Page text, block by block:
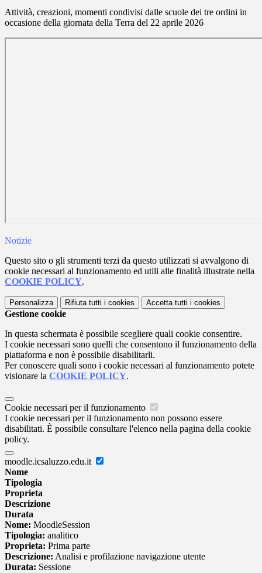
Attività, creazioni, momenti condivisi dalle scuole dei tre ordini in
occasione della giornata della Terra del 22 aprile 2026
Notizie
Questo sito o gli strumenti terzi da questo utilizzati si avvalgono di
cookie necessari al funzionamento ed utili alle finalità illustrate nella
COOKIE POLICY.
Personalizza Rifiuta tutti i cookies Accetta tutti i cookies
Gestione cookie
In questa schermata è possibile scegliere quali cookie consentire.
I cookie necessari sono quelli che consentono il funzionamento della
piattaforma e non è possibile disabilitarli.
Per conoscere quali sono i cookie necessari al funzionamento potete
visionare la COOKIE POLICY.
Cookie necessari per il funzionamento
I cookie necessari per il funzionamento non possono essere
disabilitati. È possibile consultare l'elenco nella pagina della cookie
policy.
moodle.icsaluzzo.edu.it
Nome
Tipologia
Proprieta
Descrizione
Durata
Nome: MoodleSession
Tipologia: analitico
Proprieta: Prima parte
Descrizione: Analisi e profilazione navigazione utente
Durata: Sessione